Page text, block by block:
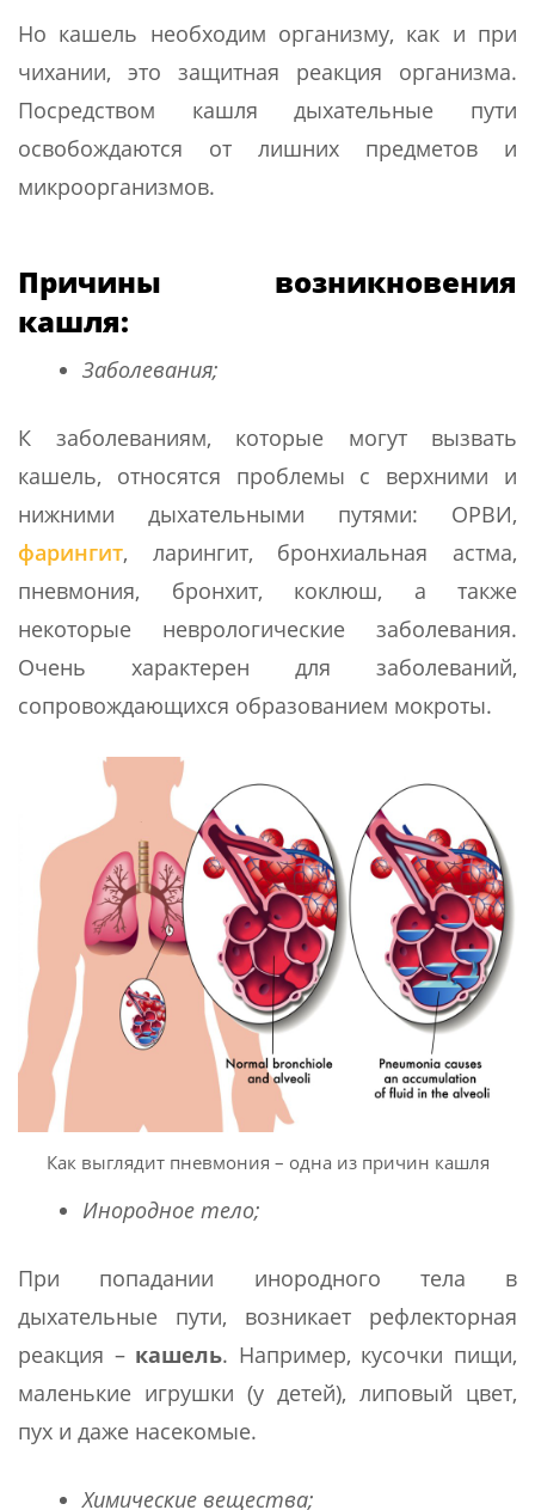
Но кашель необходим организму, как и при
чихании, это защитная реакция организма.
Посредством кашля дыхательные пути
освобождаются от лишних предметов и
микроорганизмов.
Причины возникновения
кашля:
Заболевания;
К заболеваниям, которые могут вызвать
кашель, относятся проблемы с верхними и
нижними дыхательными путями: ОРВИ,
фарингит, ларингит, бронхиальная астма,
пневмония, бронхит, коклюш, а также
некоторые неврологические заболевания.
Очень характерен для заболеваний,
сопровождающихся образованием мокроты.
Как выглядит пневмония – одна из причин кашля
Инородное тело;
При попадании инородного тела в
дыхательные пути, возникает рефлекторная
реакция – кашель. Например, кусочки пищи,
маленькие игрушки (у детей), липовый цвет,
пух и даже насекомые.
Химические вещества;